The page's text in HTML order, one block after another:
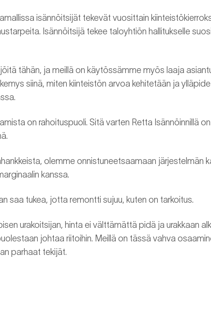
isännöitsijät tekevät vuosittain
Isännöitsijä tekee taloyhtiön hallitukselle
tähän, ja meillä on käytössämme myös laaja
siinä, miten kiinteistön arvoa kehitetään ja
on rahoituspuoli. Sitä varten Retta Isännöinnillä on
olemme onnistuneetsaamaan järjestelmän
kanssa.
saa tukea, jotta remontti sujuu, kuten on tarkoitus.
urakoitsijan, hinta ei välttämättä pidä ja urakkaan
johtaa riitoihin. Meillä on tässä vahva
parhaat tekijät.